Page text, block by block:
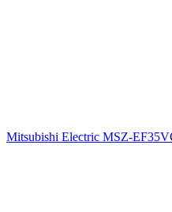
Mitsubishi Electric MSZ-